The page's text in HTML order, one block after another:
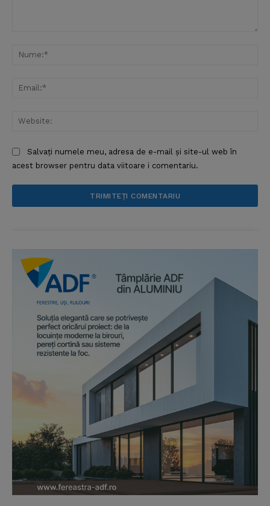
Salvați numele meu, adresa de e-mail și site-ul web în
acest browser pentru data viitoare i comentariu.